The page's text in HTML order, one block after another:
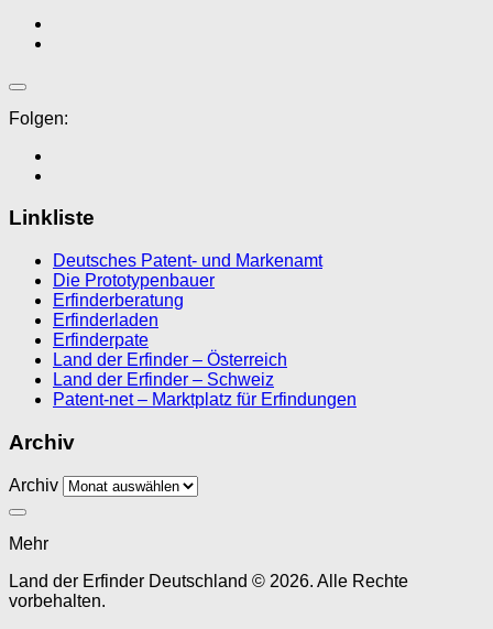
Folgen:
Linkliste
Deutsches Patent- und Markenamt
Die Prototypenbauer
Erfinderberatung
Erfinderladen
Erfinderpate
Land der Erfinder – Österreich
Land der Erfinder – Schweiz
Patent-net – Marktplatz für Erfindungen
Archiv
Archiv
Mehr
Land der Erfinder Deutschland © 2026. Alle Rechte
vorbehalten.